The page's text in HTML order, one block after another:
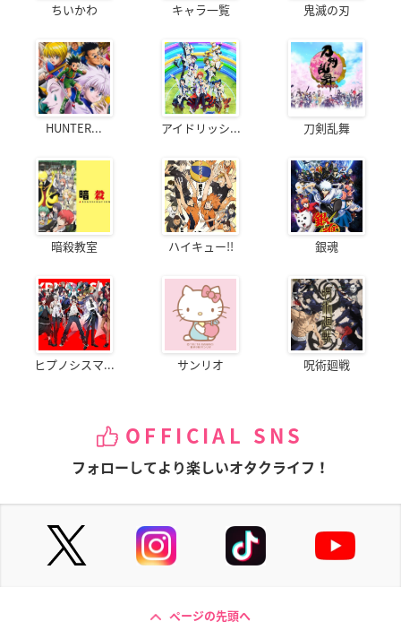
ちいかわ キャラ一覧 鬼滅の刃
HUNTER... アイドリッシ... 刀剣乱舞
暗殺教室 ハイキュー!! 銀魂
ヒプノシスマ... サンリオ 呪術廻戦
OFFICIAL SNS
フォローしてより楽しいオタクライフ！
ページの先頭へ